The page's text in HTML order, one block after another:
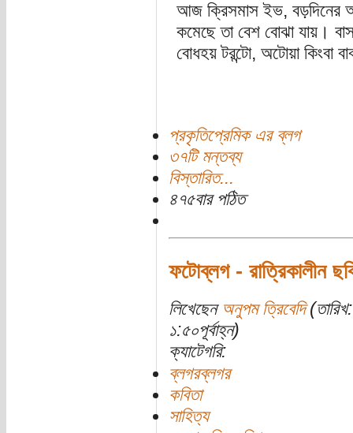
আজ ক্রিসমাস ইভ, বড়দিনের
কমেছে তা বেশ বোঝা যায়।
বোধহয় টরন্টো, অটোয়া কিংবা
প্রকৃতিপ্রেমিক এর ব্লগ
৩৭টি মন্তব্য
বিস্তারিত...
৪৭৫বার পঠিত
ফটোব্লগ - রাত্রিকালীন
লিখেছেন অনুপম ত্রিবেদি
১:৫০পূর্বাহ্ন)
ক্যাটেগরি:
ব্লগরব্লগর
কবিতা
সাহিত্য